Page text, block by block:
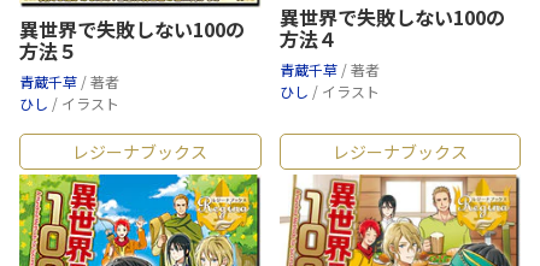
異世界で失敗しない100の
方法５
青蔵千草 / 著者
ひし / イラスト
異世界で失敗しない100の
方法４
青蔵千草 / 著者
ひし / イラスト
レジーナブックス レジーナブックス